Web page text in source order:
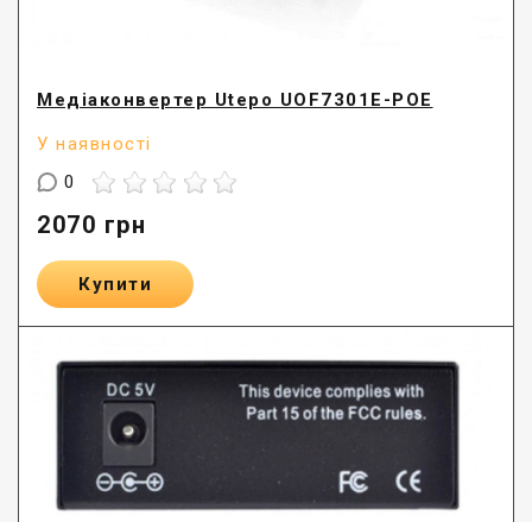
Медіаконвертер Utepo UOF7301E-POE
У наявності
0
2070 грн
Купити